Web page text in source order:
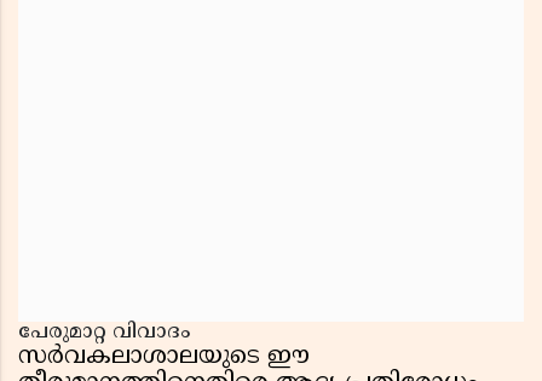
പേരുമാറ്റ വിവാദം
സർവകലാശാലയുടെ ഈ